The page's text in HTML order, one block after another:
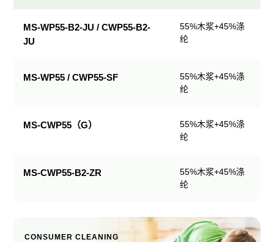
与
MS-WP55-B2-JU / CWP55-B2-
JU
55%木浆+45%涤
纶
MS-WP55 / CWP55-SF
55%木浆+45%涤
纶
MS-CWP55（G）
55%木浆+45%涤
纶
MS-CWP55-B2-ZR
55%木浆+45%涤
纶
CONSUMER CLEANING